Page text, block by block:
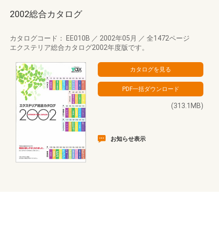
2002総合カタログ
カタログコード： EE010B ／ 2002年05月 ／ 全1472ページ
エクステリア総合カタログ2002年度版です。
(313.1MB)
お知らせ表示